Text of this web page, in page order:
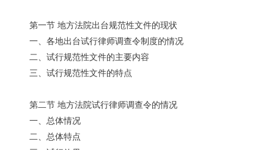
第一节 地方法院出台规范性文件的现状
一、各地出台试行律师调查令制度的情况
二、试行规范性文件的主要内容
三、试行规范性文件的特点
第二节 地方法院试行律师调查令的情况
一、总体情况
二、总体特点